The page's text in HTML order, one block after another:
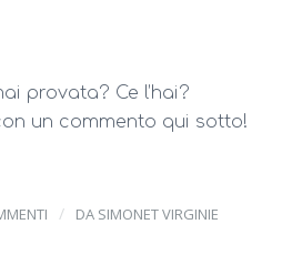
provata? Ce l’hai?
un commento qui sotto!
/ DA SIMONET VIRGINIE